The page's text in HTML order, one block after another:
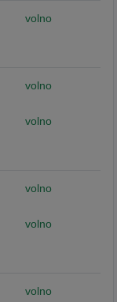
volno
volno
volno
volno
volno
volno